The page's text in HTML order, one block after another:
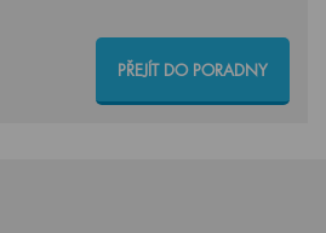
PŘEJÍT DO PORADNY